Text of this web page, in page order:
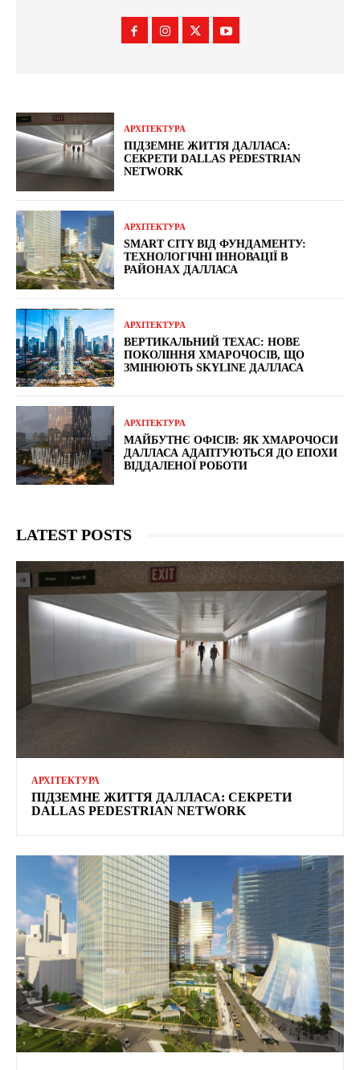
АРХІТЕКТУРА
ПІДЗЕМНЕ ЖИТТЯ ДАЛЛАСА:
СЕКРЕТИ DALLAS PEDESTRIAN
NETWORK
АРХІТЕКТУРА
SMART CITY ВІД ФУНДАМЕНТУ:
ТЕХНОЛОГІЧНІ ІННОВАЦІЇ В
РАЙОНАХ ДАЛЛАСА
АРХІТЕКТУРА
ВЕРТИКАЛЬНИЙ ТЕХАС: НОВЕ
ПОКОЛІННЯ ХМАРОЧОСІВ, ЩО
ЗМІНЮЮТЬ SKYLINE ДАЛЛАСА
АРХІТЕКТУРА
МАЙБУТНЄ ОФІСІВ: ЯК ХМАРОЧОСИ
ДАЛЛАСА АДАПТУЮТЬСЯ ДО ЕПОХИ
ВІДДАЛЕНОЇ РОБОТИ
LATEST POSTS
АРХІТЕКТУРА
ПІДЗЕМНЕ ЖИТТЯ ДАЛЛАСА: СЕКРЕТИ
DALLAS PEDESTRIAN NETWORK